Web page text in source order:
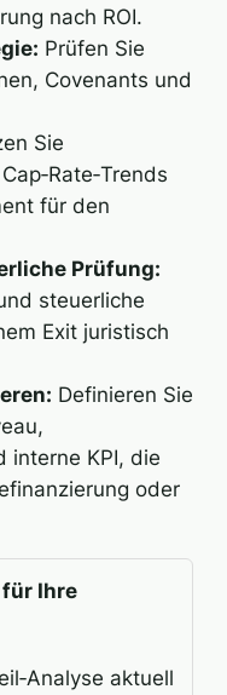
nach ROI.
Prüfen Sie
Covenants und
Sie
für den
Prüfung:
steuerliche
Exit juristisch
Definieren Sie
interne KPI, die
oder
Ihre
aktuell